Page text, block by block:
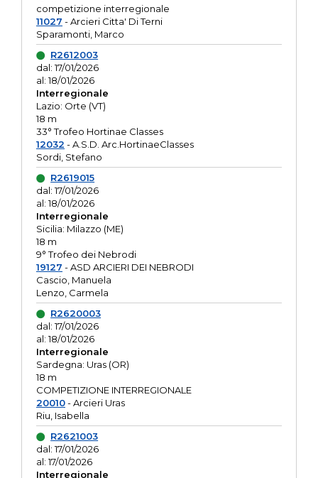
competizione interregionale
11027 - Arcieri Citta' Di Terni
Sparamonti, Marco
R2612003
dal: 17/01/2026
al: 18/01/2026
Interregionale
Lazio: Orte (VT)
18 m
33° Trofeo Hortinae Classes
12032 - A.S.D. Arc.HortinaeClasses
Sordi, Stefano
R2619015
dal: 17/01/2026
al: 18/01/2026
Interregionale
Sicilia: Milazzo (ME)
18 m
9° Trofeo dei Nebrodi
19127 - ASD ARCIERI DEI NEBRODI
Cascio, Manuela
Lenzo, Carmela
R2620003
dal: 17/01/2026
al: 18/01/2026
Interregionale
Sardegna: Uras (OR)
18 m
COMPETIZIONE INTERREGIONALE
20010- Arcieri Uras
Riu, Isabella
R2621003
dal: 17/01/2026
al: 17/01/2026
Interregionale